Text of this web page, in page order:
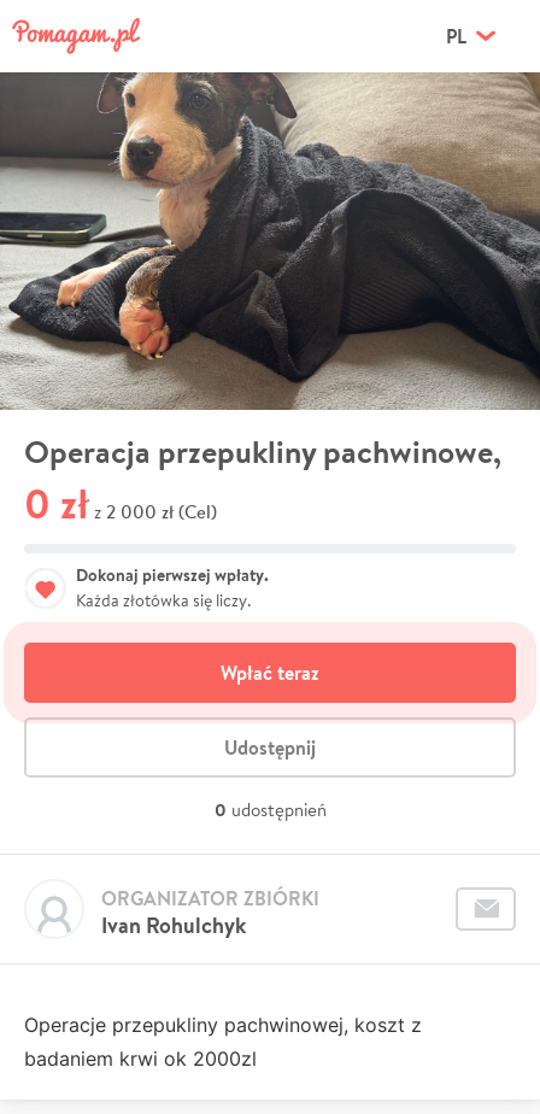
PL
Operacja przepukliny pachwinowe,
0 zł z 2 000 zł (Cel)
Dokonaj pierwszej wpłaty.
Każda złotówka się liczy.
Wpłać teraz
Udostępnij
0 udostępnień
Ivan Rohulchyk
ORGANIZATOR ZBIÓRKI
Operacje przepukliny pachwinowej, koszt z
badaniem krwi ok 2000zl